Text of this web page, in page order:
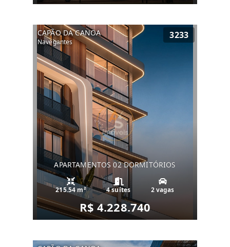
CAPÃO DA CANOA
Navegantes
3233
APARTAMENTOS 02 DORMITÓRIOS
215.54 m² 4 suítes 2 vagas
R$ 4.228.740